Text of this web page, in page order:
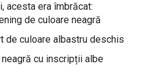
acesta era îmbrăcat:
de culoare neagră
de culoare albastru deschis
cu inscripții albe